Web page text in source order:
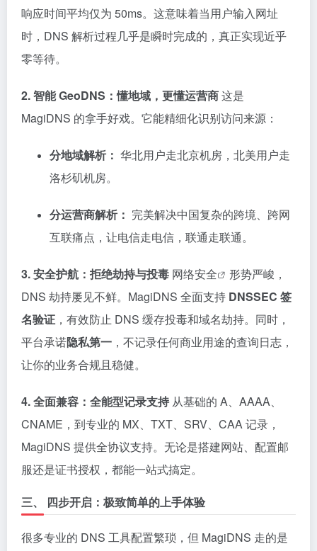
响应时间平均仅为 50ms。这意味着当用户输入网址
时，DNS 解析过程几乎是瞬时完成的，真正实现近乎
零等待。
2. 智能 GeoDNS：懂地域，更懂运营商这是
MagiDNS 的拿手好戏。它能精细化识别访问来源：
分地域解析： 华北用户走北京机房，北美用户走
洛杉矶机房。
分运营商解析： 完美解决中国复杂的跨境、跨网
互联痛点，让电信走电信，联通走联通。
3. 安全护航：拒绝劫持与投毒 网络安全
形势严峻，
DNS 劫持屡见不鲜。MagiDNS 全面支持 DNSSEC 签
名验证 ，有效防止 DNS 缓存投毒和域名劫持。同时，
平台承诺隐私第一 ，不记录任何商业用途的查询日志，
让你的业务合规且稳健。
4. 全面兼容：全能型记录支持 从基础的 A、AAAA、
CNAME，到专业的 MX、TXT、SRV、CAA 记录，
MagiDNS 提供全协议支持。无论是搭建网站、配置邮
服还是证书授权，都能一站式搞定。
三、 四步开启：极致简单的上手体验
很多专业的 DNS 工具配置繁琐，但 MagiDNS 走的是